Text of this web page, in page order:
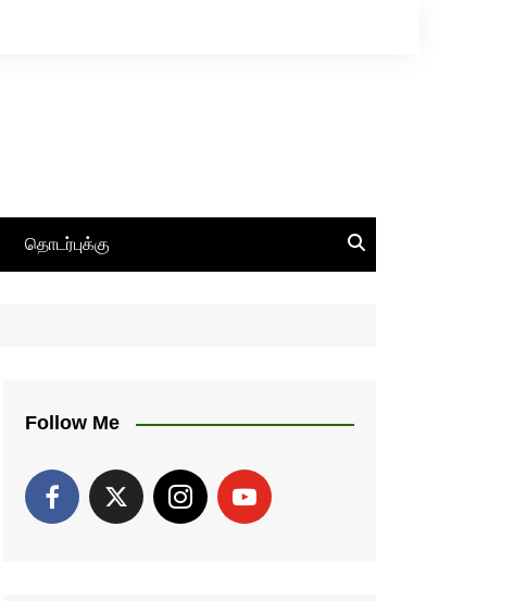
தொடர்புக்கு
Follow Me